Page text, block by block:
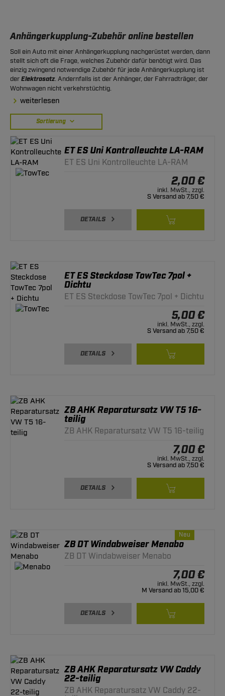
Anhängerkupplung-Zubehör online bestellen
Soll ein Auto mit einer Anhängerkupplung nachgerüstet werden, dann
stellt sich oft die Frage, welches Zubehör dafür benötigt wird. Das
einzig zwingend notwendige Zubehör für jede Anhängerkupplung ist
derElektrosatz. Andernfalls ist der Anhänger, der Fahrradträger, der
Wohnwagen nicht verkehrstüchtig.
weiterlesen
Sortierung
ET ES Uni Kontrolleuchte LA-RAM
ET ES Uni Kontrolleuchte LA-RAM
2,00 €
inkl. MwSt., zzgl.
S Versand ab 7,50 €
DETAILS
ET ES Steckdose TowTec 7pol +
Dichtu
ET ES Steckdose TowTec 7pol + Dichtu
5,00 €
inkl. MwSt., zzgl.
S Versand ab 7,50 €
DETAILS
ZB AHK Reparatursatz VW T5 16-
teilig
ZB AHK Reparatursatz VW T5 16-teilig
7,00 €
inkl. MwSt., zzgl.
S Versand ab 7,50 €
DETAILS
Neu
ZB DT Windabweiser Menabo
ZB DT Windabweiser Menabo
7,00 €
inkl. MwSt., zzgl.
M Versand ab 15,00 €
DETAILS
ZB AHK Reparatursatz VW Caddy
22-teilig
ZB AHK Reparatursatz VW Caddy 22-